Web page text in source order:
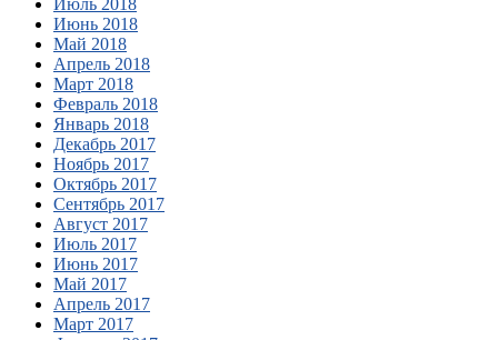
Июнь 2018
Май 2018
Апрель 2018
Март 2018
Февраль 2018
Январь 2018
Декабрь 2017
Ноябрь 2017
Октябрь 2017
Сентябрь 2017
Август 2017
Июль 2017
Июнь 2017
Май 2017
Апрель 2017
Март 2017